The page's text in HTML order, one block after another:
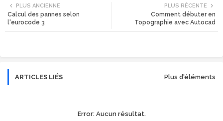
PLUS RÉCENTE
Comment débuter en
Topographie avec Autocad
PLUS ANCIENNE
Calcul des pannes selon
l'eurocode 3
ARTICLES LIÉS Plus d'éléments
Error:Aucun résultat.